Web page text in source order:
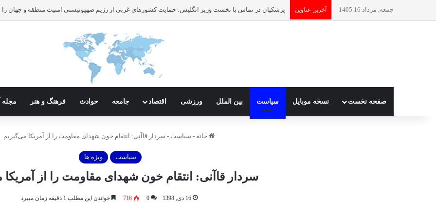
جمعه, مرداد 16 1405 آخرین عناوین
صفحه نخست نسخه موبایل سیاست بین الملل ورزشی اقتصاد جامعه حوادث فرهنگ و هنر مجله
خانه - سیاست - سردار قاآنی: انتقام خون‌ شهدای مقاومت را از آمریکا می‌گیریم
سیاست ویژه ها
سردار قاآنی: انتقام خون‌ شهدای مقاومت را از آمریکا
16 دی, 1398 0
716 خواندن این مطلب 1 دقیقه زمان میبرد